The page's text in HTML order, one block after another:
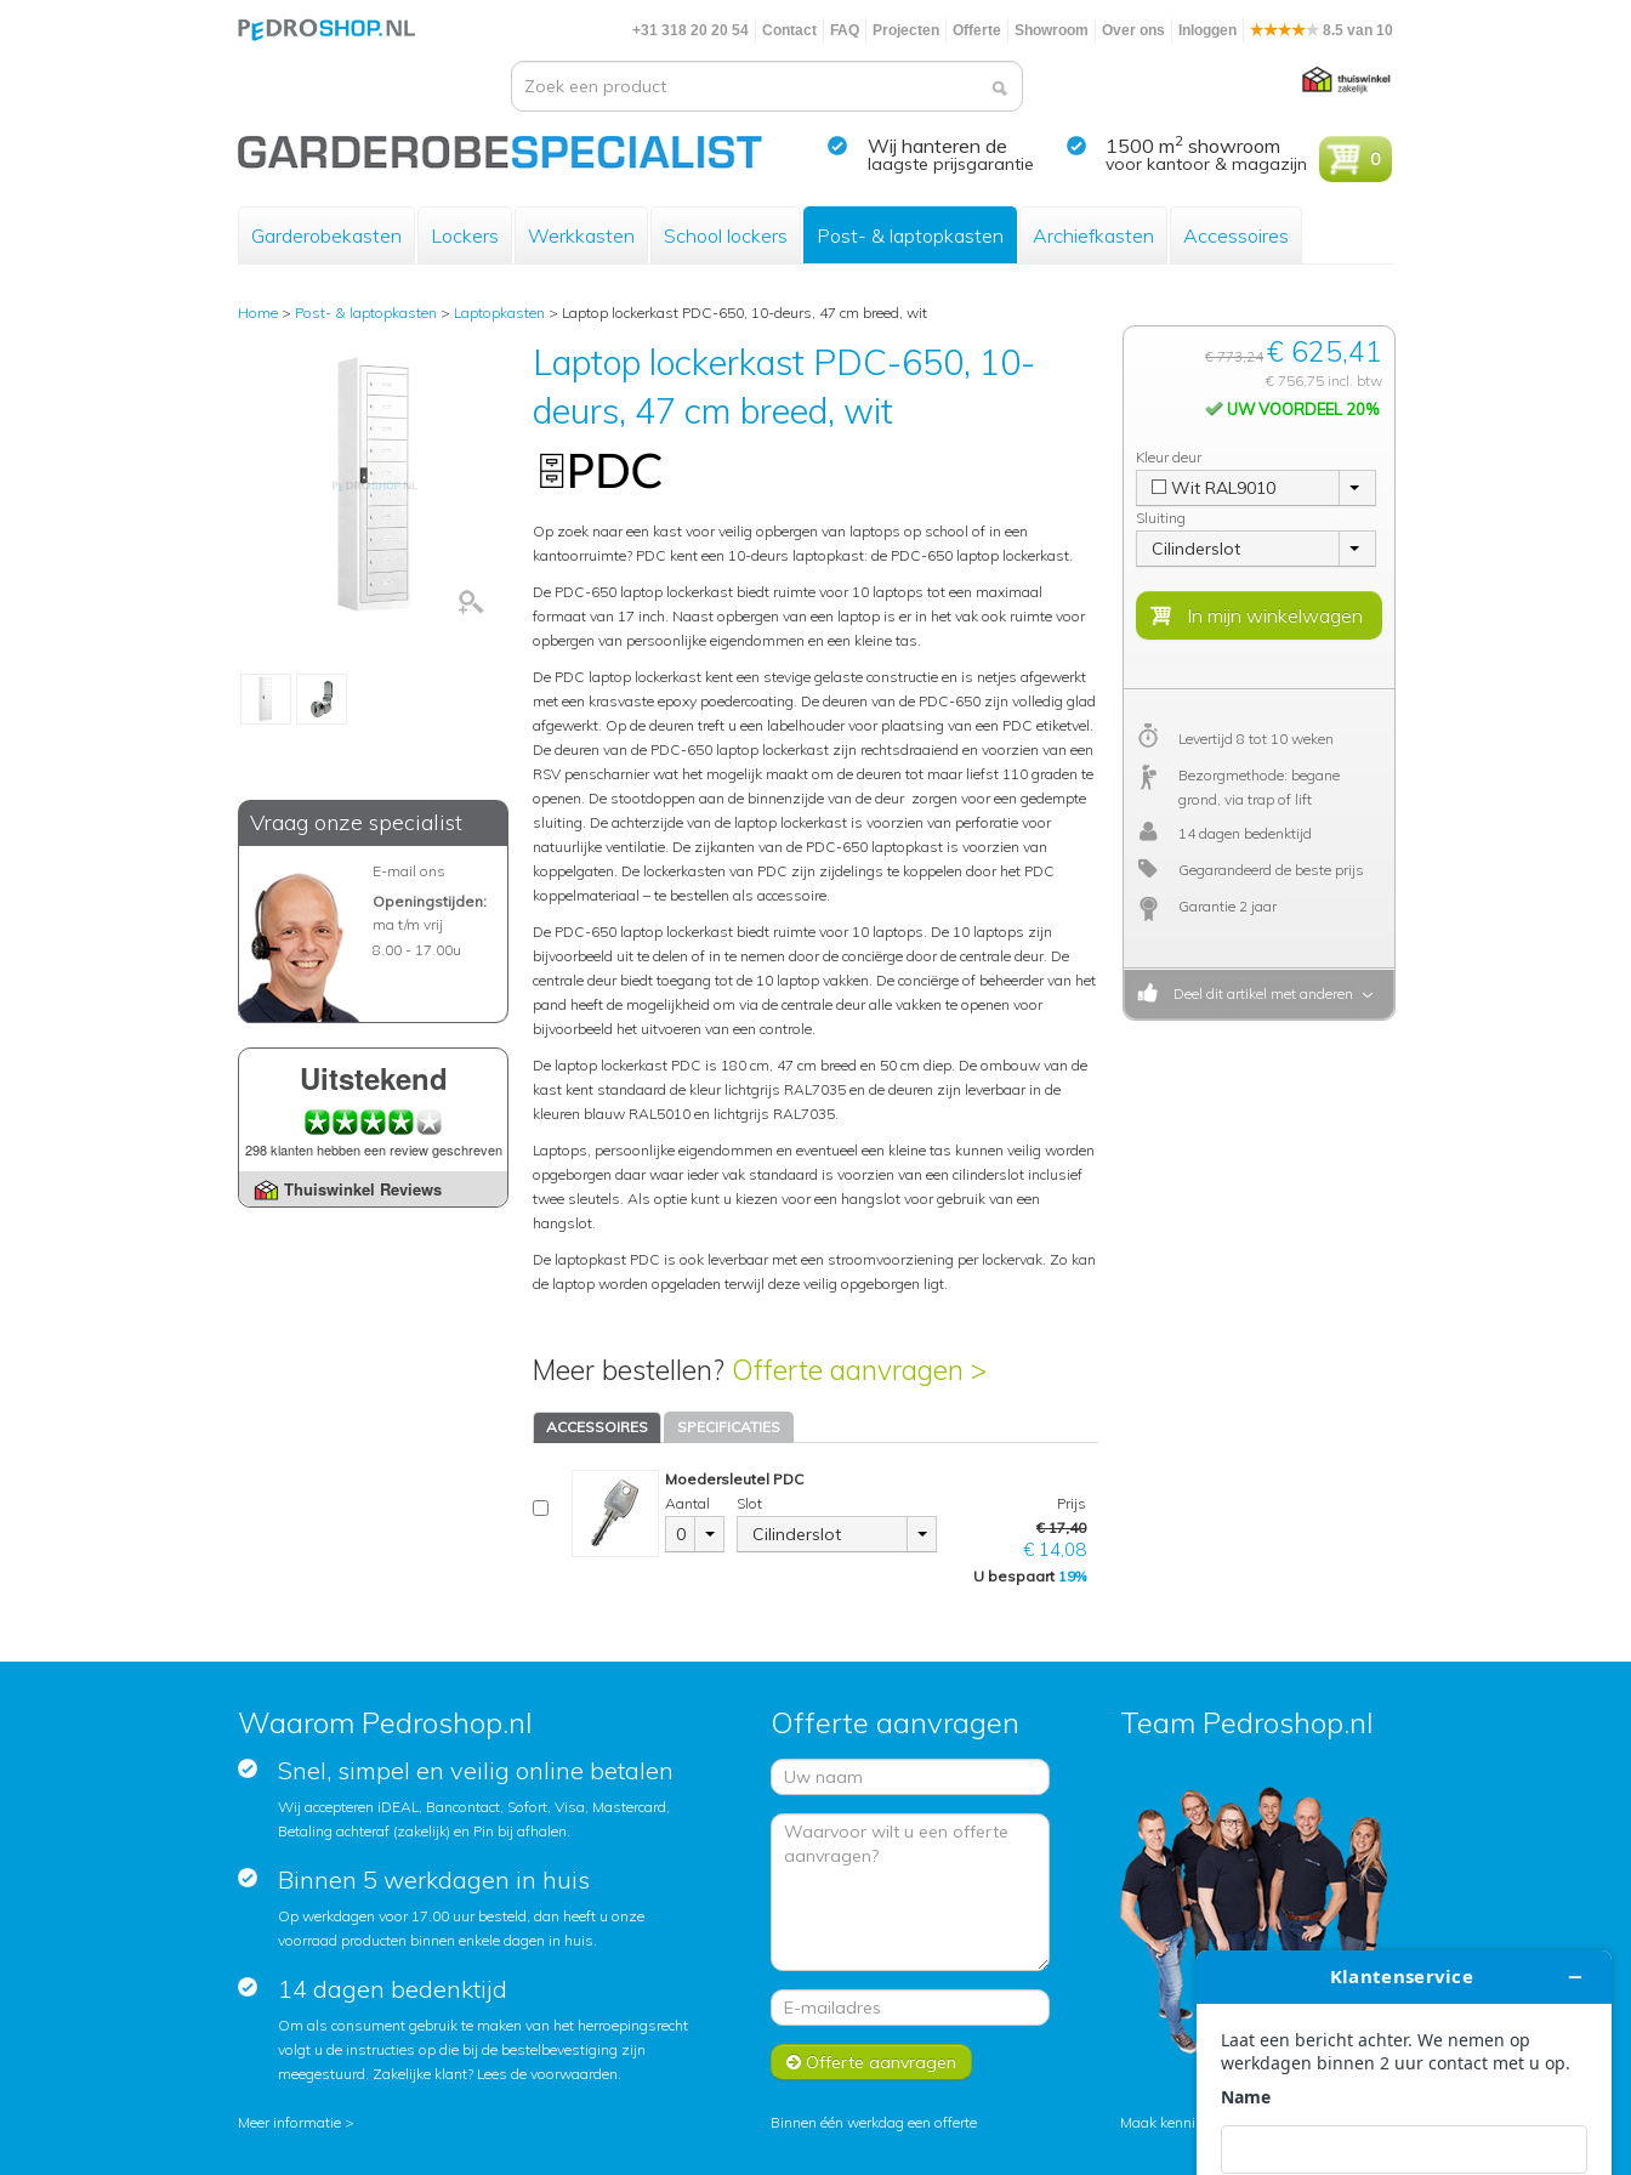
+31 318 20 20 54 Contact FAQ Projecten Offerte Showroom Over ons Inloggen 8.5 van 10
Wij hanteren de
laagste prijsgarantie
1500 m2 showroom
voor kantoor & magazijn 0
Garderobekasten Lockers Werkkasten School lockers Post- & laptopkasten Archiefkasten Accessoires
Home > Post- & laptopkasten > Laptopkasten > Laptop lockerkast PDC-650, 10-deurs, 47 cm breed, wit
Vraag onze specialist
E-mail ons
Openingstijden:
ma t/m vrij
8.00 - 17.00u
Uitstekend
298 klanten hebben een review geschreven
Thuiswinkel Reviews
Laptop lockerkast PDC-650, 10-
deurs, 47 cm breed, wit
Op zoek naar een kast voor veilig opbergen van laptops op school of in een
kantoorruimte? PDC kent een 10-deurs laptopkast: de PDC-650 laptop lockerkast.
De PDC-650 laptop lockerkast biedt ruimte voor 10 laptops tot een maximaal
formaat van 17 inch. Naast opbergen van een laptop is er in het vak ook ruimte voor
opbergen van persoonlijke eigendommen en een kleine tas.
De PDC laptop lockerkast kent een stevige gelaste constructie en is netjes afgewerkt
met een krasvaste epoxy poedercoating. De deuren van de PDC-650 zijn volledig glad
afgewerkt. Op de deuren treft u een labelhouder voor plaatsing van een PDC etiketvel.
De deuren van de PDC-650 laptop lockerkast zijn rechtsdraaiend en voorzien van een
RSV penscharnier wat het mogelijk maakt om de deuren tot maar liefst 110 graden te
openen. De stootdoppen aan de binnenzijde van de deur zorgen voor een gedempte
sluiting. De achterzijde van de laptop lockerkast is voorzien van perforatie voor
natuurlijke ventilatie. De zijkanten van de PDC-650 laptopkast is voorzien van
koppelgaten. De lockerkasten van PDC zijn zijdelings te koppelen door het PDC
koppelmateriaal – te bestellen als accessoire.
De PDC-650 laptop lockerkast biedt ruimte voor 10 laptops. De 10 laptops zijn
bijvoorbeeld uit te delen of in te nemen door de conciërge door de centrale deur. De
centrale deur biedt toegang tot de 10 laptop vakken. De conciërge of beheerder van het
pand heeft de mogelijkheid om via de centrale deur alle vakken te openen voor
bijvoorbeeld het uitvoeren van een controle.
De laptop lockerkast PDC is 180 cm, 47 cm breed en 50 cm diep. De ombouw van de
kast kent standaard de kleur lichtgrijs RAL7035 en de deuren zijn leverbaar in de
kleuren blauw RAL5010 en lichtgrijs RAL7035.
Laptops, persoonlijke eigendommen en eventueel een kleine tas kunnen veilig worden
opgeborgen daar waar ieder vak standaard is voorzien van een cilinderslot inclusief
twee sleutels. Als optie kunt u kiezen voor een hangslot voor gebruik van een
hangslot.
De laptopkast PDC is ook leverbaar met een stroomvoorziening per lockervak. Zo kan
de laptop worden opgeladen terwijl deze veilig opgeborgen ligt.
Meer bestellen? Offerte aanvragen >
ACCESSOIRES SPECIFICATIES
Moedersleutel PDC
Aantal
0
Slot
Cilinderslot
Prijs
€ 17,40
€ 14,08
U bespaart 19%
€ 773,24 € 625,41
€ 756,75 incl. btw
UW VOORDEEL 20%
Kleur deur
Wit RAL9010
Sluiting
Cilinderslot
Levertijd 8 tot 10 weken
Bezorgmethode: begane
grond, via trap of lift
14 dagen bedenktijd
Gegarandeerd de beste prijs
Garantie 2 jaar
Deel dit artikel met anderen
Waarom Pedroshop.nl
Snel, simpel en veilig online betalen
Wij accepteren iDEAL, Bancontact, Sofort, Visa, Mastercard,
Betaling achteraf (zakelijk) en Pin bij afhalen.
Binnen 5 werkdagen in huis
Op werkdagen voor 17.00 uur besteld, dan heeft u onze
voorraad producten binnen enkele dagen in huis.
14 dagen bedenktijd
Om als consument gebruik te maken van het herroepingsrecht
volgt u de instructies op die bij de bestelbevestiging zijn
meegestuurd. Zakelijke klant? Lees de voorwaarden.
Offerte aanvragen
Offerte aanvragen
Team Pedroshop.nl
Meer informatie > Binnen één werkdag een offerte Maak kennis met het team >